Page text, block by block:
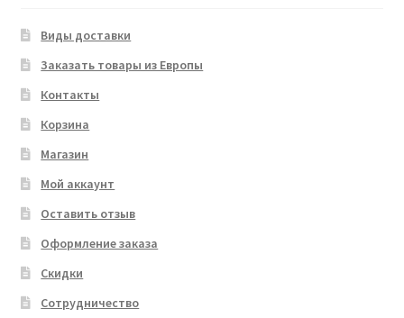
Виды доставки
Заказать товары из Европы
Контакты
Корзина
Магазин
Мой аккаунт
Оставить отзыв
Оформление заказа
Скидки
Сотрудничество